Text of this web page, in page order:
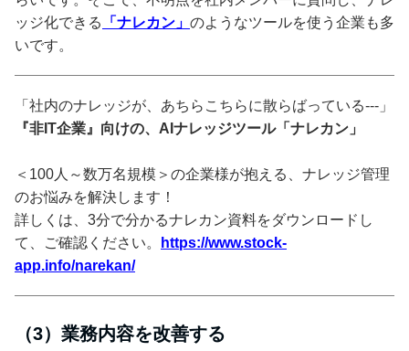
ッジ化できる
「ナレカン」 のようなツールを使う企業も多
いです。
「社内のナレッジが、あちらこちらに散らばっている---」
『非IT企業』向けの、AIナレッジツール「ナレカン」
＜100人～数万名規模＞の企業様が抱える、ナレッジ管理
のお悩みを解決します！
詳しくは、3分で分かるナレカン資料をダウンロードし
て、ご確認ください。
https://www.stock-
app.info/narekan/
（3）業務内容を改善する